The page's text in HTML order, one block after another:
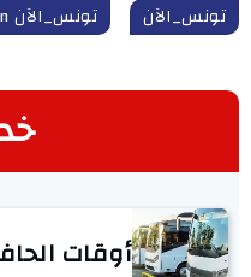
تونس_الآن
تونس_الآن tunisnow.tn
أوقات